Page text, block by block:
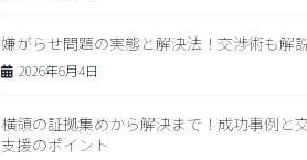
嫌がらせ問題の実態と解決法！交渉術も解
2026年6月4日
横領の証拠集めから解決まで！成功事例と
支援のポイント